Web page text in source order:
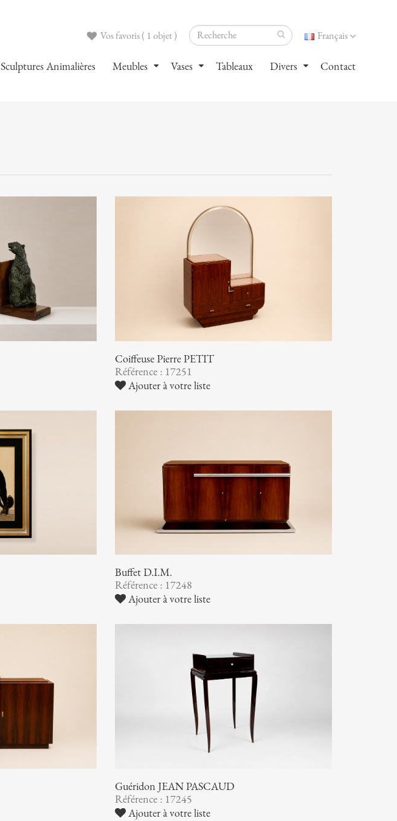
Français
Vos favoris ( 1 objet )
Sculptures Animalières Meubles Vases Tableaux Divers Contact
Coiffeuse Pierre PETIT
Référence : 17251
Ajouter à votre liste
Buffet D.I.M.
Référence : 17248
Ajouter à votre liste
Guéridon JEAN PASCAUD
Référence : 17245
Ajouter à votre liste